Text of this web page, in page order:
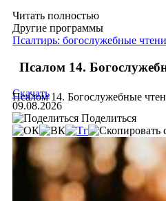
Читать полностью
Другие программы
Псалтирь: богослужебные
Псалом 14.
Псалом 14. Богослужебные
Скачать
09.08.2026
Поделиться